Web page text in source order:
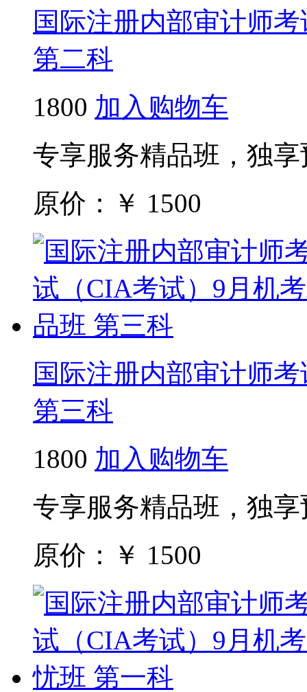
国际注册内部审计师
第二科
1800 加入购物车
专享服务精品班，独
原价：￥ 1500
国际注册内部审计师
第三科
1800 加入购物车
专享服务精品班，独
原价：￥ 1500